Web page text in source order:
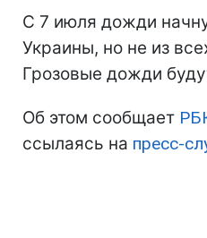
С 7 июля дожди
Украины, но не из
Грозовые дожди
Об этом сообщает
ссылаясь на пресс-